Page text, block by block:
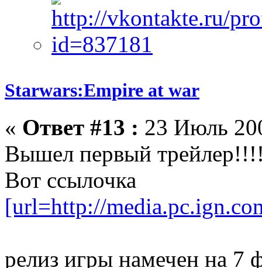
Starwars:Empire at war
« Ответ #13 : 23 Июль
Вышел первый
Вот ссылочка
[url=http://
релиз игры намечен на 7